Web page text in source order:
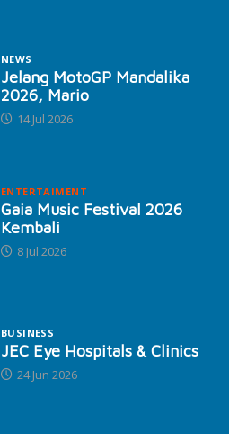
NEWS
Jelang MotoGP Mandalika
2026, Mario
14 Jul 2026
ENTERTAIMENT
Gaia Music Festival 2026
Kembali
8 Jul 2026
BUSINESS
JEC Eye Hospitals & Clinics
24 Jun 2026